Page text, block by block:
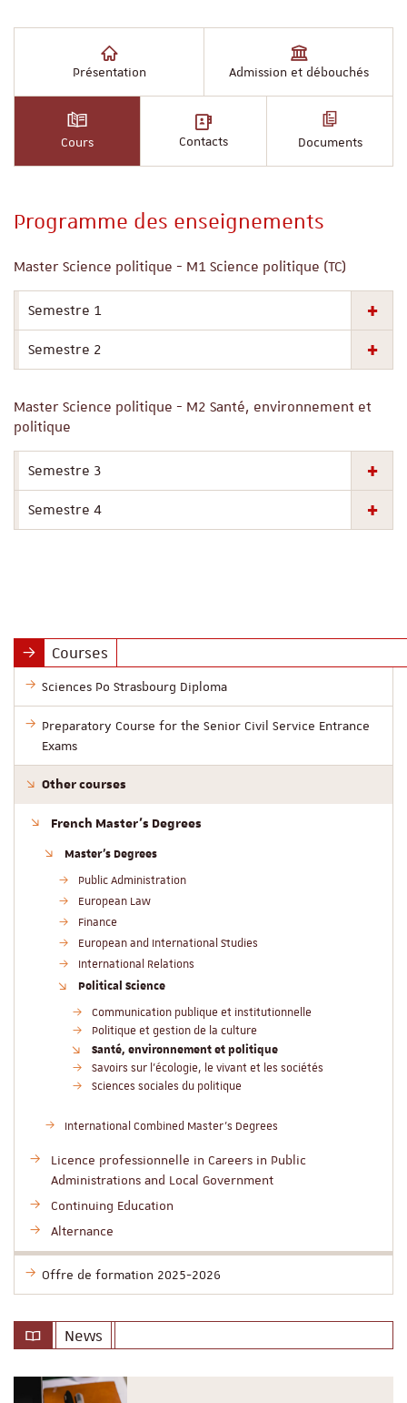
Présentation Admission et débouchés
Cours Contacts Documents
Programme des enseignements
Master Science politique - M1 Science politique (TC)
Semestre 1
Semestre 2
Master Science politique - M2 Santé, environnement et
politique
Semestre 3
Semestre 4
Courses
Sciences Po Strasbourg Diploma
Preparatory Course for the Senior Civil Service Entrance
Exams
Other courses
French Master’s Degrees
Master’s Degrees
Public Administration
European Law
Finance
European and International Studies
International Relations
Political Science
Communication publique et institutionnelle
Politique et gestion de la culture
Santé, environnement et politique
Savoirs sur l'écologie, le vivant et les sociétés
Sciences sociales du politique
International Combined Master’s Degrees
Licence professionnelle in Careers in Public
Administrations and Local Government
Continuing Education
Alternance
Offre de formation 2025-2026
News